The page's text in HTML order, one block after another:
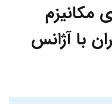
مکانیزم
با آژانس